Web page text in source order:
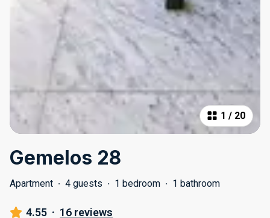
1 / 20
Gemelos 28
Apartment · 4 guests · 1 bedroom · 1 bathroom
4.55 · 16 reviews